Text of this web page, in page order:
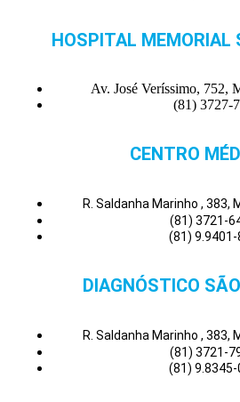
HOSPITAL MEMORIAL
Av. José Veríssimo, 752,
(81) 3727-
CENTRO
R. Saldanha Marinho , 383,
(81) 3721-
(81) 9.9401-
DIAGNÓSTICO
R. Saldanha Marinho , 383,
(81) 3721-
(81) 9.8345-